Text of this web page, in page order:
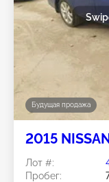
Будущая продажа
2015
Лот #:
Пробег: